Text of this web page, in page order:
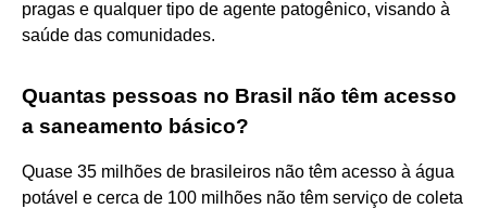
pragas e qualquer tipo de agente patogênico, visando à
saúde das comunidades.
Quantas pessoas no Brasil não têm acesso
a saneamento básico?
Quase 35 milhões de brasileiros não têm acesso à água
potável e cerca de 100 milhões não têm serviço de coleta